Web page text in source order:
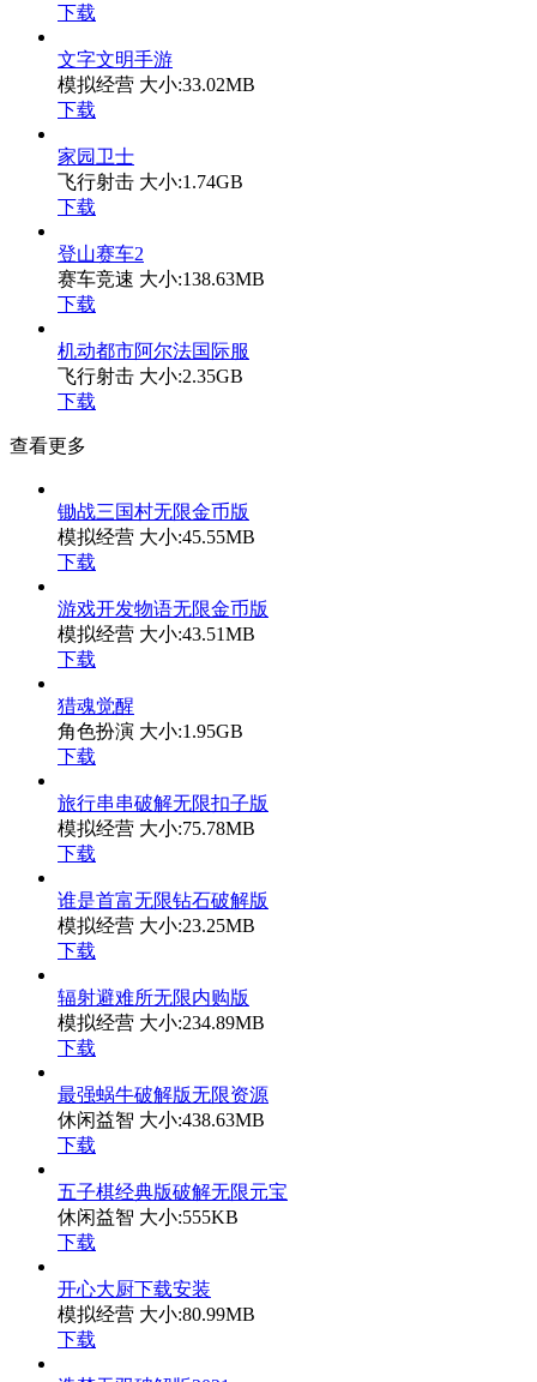
下载
文字文明手游
模拟经营 大小:33.02MB
下载
家园卫士
飞行射击 大小:1.74GB
下载
登山赛车2
赛车竞速 大小:138.63MB
下载
机动都市阿尔法国际服
飞行射击 大小:2.35GB
下载
查看更多
锄战三国村无限金币版
模拟经营 大小:45.55MB
下载
游戏开发物语无限金币版
模拟经营 大小:43.51MB
下载
猎魂觉醒
角色扮演 大小:1.95GB
下载
旅行串串破解无限扣子版
模拟经营 大小:75.78MB
下载
谁是首富无限钻石破解版
模拟经营 大小:23.25MB
下载
辐射避难所无限内购版
模拟经营 大小:234.89MB
下载
最强蜗牛破解版无限资源
休闲益智 大小:438.63MB
下载
五子棋经典版破解无限元宝
休闲益智 大小:555KB
下载
开心大厨下载安装
模拟经营 大小:80.99MB
下载